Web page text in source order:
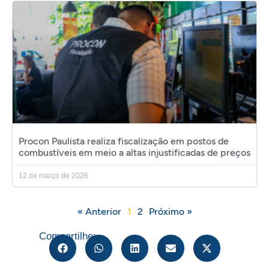
Procon Paulista realiza fiscalização em postos de
combustíveis em meio a altas injustificadas de preços
12 de março de 2026
« Anterior 1 2 Próximo »
Compartilhe: